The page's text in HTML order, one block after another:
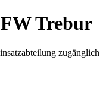
Trebur
zugänglich